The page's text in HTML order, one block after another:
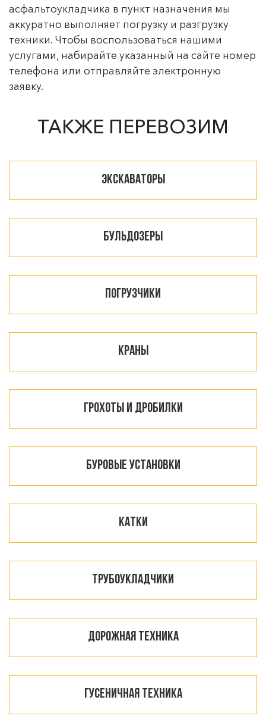
асфальтоукладчика в пункт назначения мы
аккуратно выполняет погрузку и разгрузку
техники. Чтобы воспользоваться нашими
услугами, набирайте указанный на сайте номер
телефона или отправляйте электронную
заявку.
ТАКЖЕ ПЕРЕВОЗИМ
Экскаваторы
Бульдозеры
Погрузчики
Краны
Грохоты и дробилки
Буровые установки
Катки
Трубоукладчики
Дорожная техника
Гусеничная техника